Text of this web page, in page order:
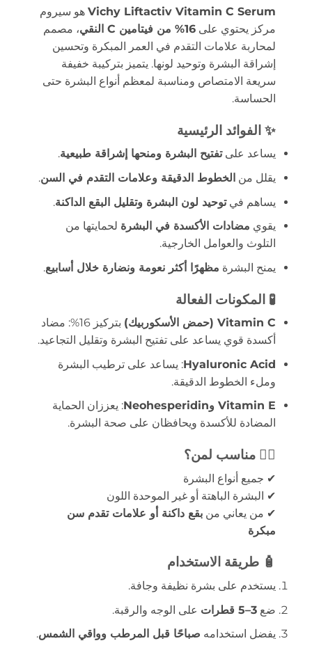
Vichy Liftactiv Vitamin C Serum
هو سيروم
مركز يحتوي على 16% من فيتامين C النقي
، مصمم
لمحاربة علامات التقدم في العمر المبكرة وتحسين
إشراقة البشرة وتوحيد لونها. يتميز بتركيبة خفيفة
سريعة الامتصاص ومناسبة لمعظم أنواع البشرة حتى
الحساسة.
✨ الفوائد الرئيسية
يساعد علىتفتيح البشرة ومنحها إشراقة طبيعية.
يقلل من الخطوط الدقيقة وعلامات التقدم في السن.
يساهم فيتوحيد لون البشرة وتقليل البقع الداكنة.
يقوي مضادات الأكسدة في البشرة لحمايتها من
التلوث والعوامل الخارجية.
يمنح البشرة مظهرًا أكثر نعومة ونضارة خلال أسابيع.
🧪 المكونات الفعالة
Vitamin C (حمض الأسكوربيك)
بتركيز 16%: مضاد
أكسدة قوي يساعد على تفتيح البشرة وتقليل التجاعيد.
Hyaluronic Acid: يساعد على ترطيب البشرة
وملء الخطوط الدقيقة.
Vitamin E وNeohesperidin
: يعززان الحماية
المضادة للأكسدة ويحافظان على صحة البشرة.
👩‍⚕️ مناسب لمن؟
✔ جميع أنواع البشرة
✔ البشرة الباهتة أو غير الموحدة اللون
✔ من يعاني من بقع داكنة أو علامات تقدم سن
مبكرة
🧴 طريقة الاستخدام
يستخدم على بشرة نظيفة وجافة.
ضع 3–5 قطرات
على الوجه والرقبة.
يفضل استخدامه صباحًا قبل المرطب وواقي الشمس.